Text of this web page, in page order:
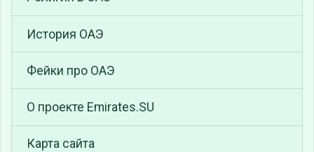
История ОАЭ
Фейки про ОАЭ
О проекте Emirates.SU
Карта сайта